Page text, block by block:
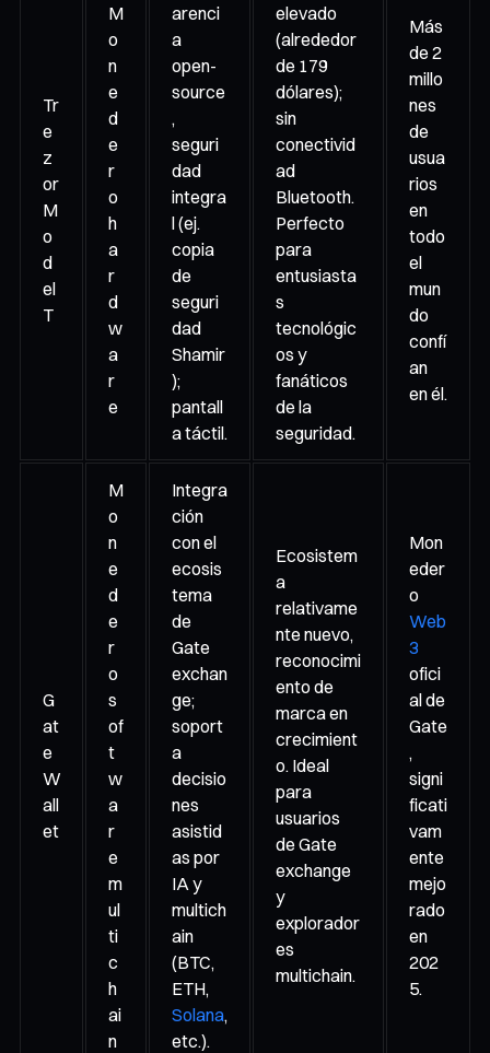
Tr
e
z
or
M
o
d
el
T
M
o
n
e
d
e
r
o
h
a
r
d
w
a
r
e
arenci
a
open-
source
,
seguri
dad
integra
l (ej.
copia
de
seguri
dad
Shamir
);
pantall
a táctil.
elevado
(alrededor
de 179
dólares);
sin
conectivid
ad
Bluetooth.
Perfecto
para
entusiasta
s
tecnológic
os y
fanáticos
de la
seguridad.
Más
de 2
millo
nes
de
usua
rios
en
todo
el
mun
do
confí
an
en él.
G
at
e
W
all
et
M
o
n
e
d
e
r
o
s
of
t
w
a
r
e
m
ul
ti
c
h
ai
n
Integra
ción
con el
ecosis
tema
de
Gate
exchan
ge;
soport
a
decisio
nes
asistid
as por
IA y
multich
ain
(BTC,
ETH,
Solana,
etc.).
Ecosistem
a
relativame
nte nuevo,
reconocimi
ento de
marca en
crecimient
o. Ideal
para
usuarios
de Gate
exchange
y
explorador
es
multichain.
Mon
eder
o
Web
3
ofici
al de
Gate
,
signi
ficati
vam
ente
mejo
rado
en
202
5.